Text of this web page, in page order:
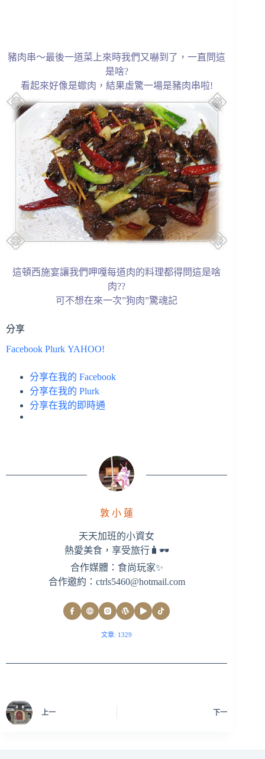
豬肉串～最後一道菜上來時我們又嚇到了，一直問這
是啥?
看起來好像是蠍肉，結果虛驚一場是豬肉串啦!
這頓西施宴讓我們呷嘎每道肉的料理都得問這是啥
肉??
可不想在來一次”狗肉”驚魂記
分享
Facebook Plurk YAHOO!
分享在我的 Facebook
分享在我的 Plurk
分享在我的即時通
敦 小 蓮
天天加班的小資女
熱愛美食，享受旅行🧳🕶
合作媒體：食尚玩家✨
合作邀約： ctrls5460@hotmail.com
文章: 1329
上一 下一